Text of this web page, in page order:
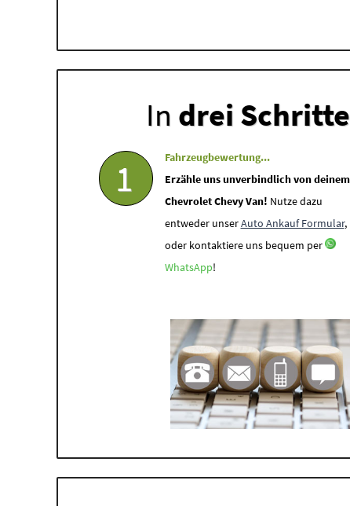
In drei
1
Fahrzeugbewertung...
Erzähle uns unverbindlich von deinem
Chevrolet Chevy Van! Nutze dazu
entweder unserAuto Ankauf Formular,
oder kontaktiere uns bequem per
WhatsApp!